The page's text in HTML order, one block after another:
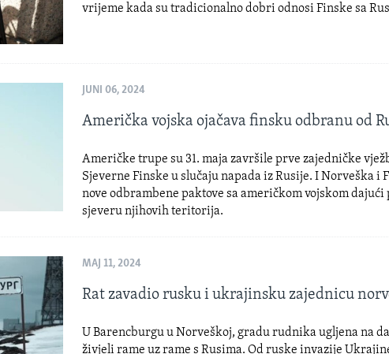
vrijeme kada su tradicionalno dobri odnosi Finske sa
JUNI 06, 2024
Američka vojska ojačava finsku odbranu od
Američke trupe su 31. maja završile prve zajedničke
Sjeverne Finske u slučaju napada iz Rusije. I Norveška i
nove odbrambene paktove sa američkom vojskom
sjeveru njihovih teritorija.
MAJ 11, 2024
Rat zavadio rusku i ukrajinsku zajednicu
U Barencburgu u Norveškoj, gradu rudnika ugljena na
živjeli rame uz rame s Rusima. Od ruske invazije